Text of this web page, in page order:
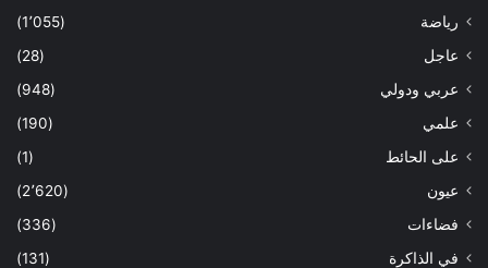
رياضة
(1٬055)
عاجل
(28)
عربي ودولي
(948)
علمي
(190)
على الحائط
(1)
عيون
(2٬620)
فضاءات
(336)
في الذاكرة
(131)